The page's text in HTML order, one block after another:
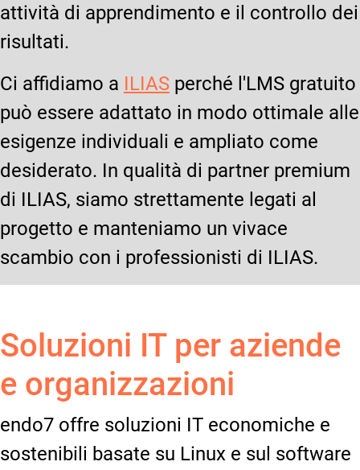
attività di apprendimento e il controllo dei
risultati.
Ci affidiamo a ILIAS perché l'LMS gratuito
può essere adattato in modo ottimale alle
esigenze individuali e ampliato come
desiderato. In qualità di partner premium
di ILIAS, siamo strettamente legati al
progetto e manteniamo un vivace
scambio con i professionisti di ILIAS.
Soluzioni IT per aziende
e organizzazioni
endo7 offre soluzioni IT economiche e
sostenibili basate su Linux e sul software